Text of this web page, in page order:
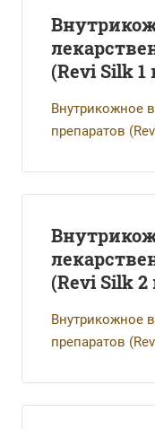
(Revi Silk 1
Внутрикожное
препаратов
(Revi Silk
Внутрикожное
препаратов